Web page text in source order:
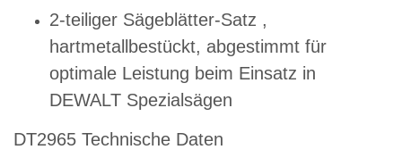
2-teiliger Sägeblätter-Satz ,
hartmetallbestückt, abgestimmt für
optimale Leistung beim Einsatz in
DEWALT Spezialsägen
DT2965 Technische Daten